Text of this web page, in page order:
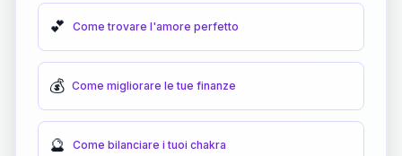
💕 Come trovare l'amore perfetto
💰 Come migliorare le tue finanze
🔮 Come bilanciare i tuoi chakra